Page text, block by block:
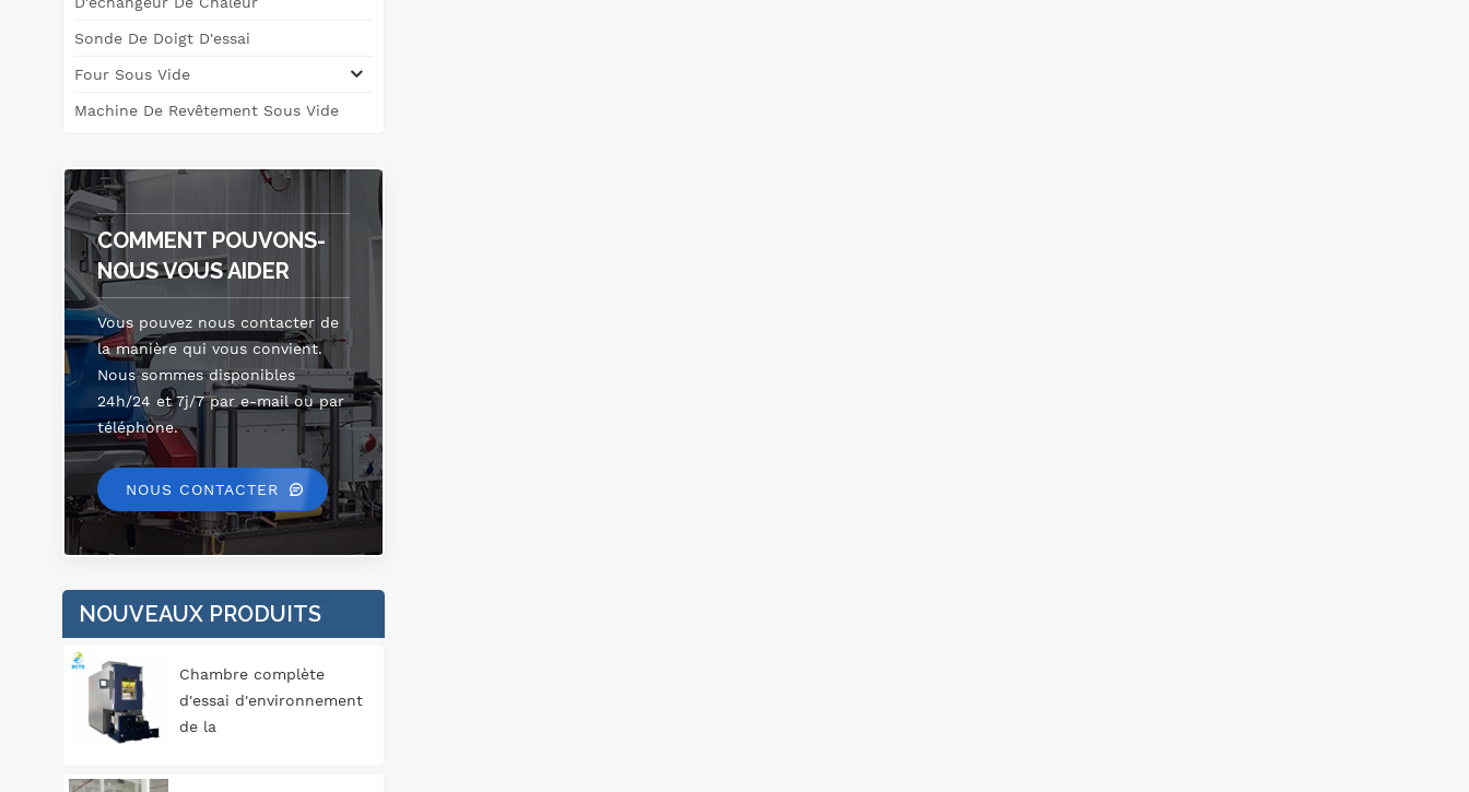
Sonde De Doigt D'essai
Four Sous Vide
Machine De Revêtement Sous Vide
COMMENT POUVONS-
NOUS VOUS AIDER
Vous pouvez nous contacter de
la manière qui vous convient.
Nous sommes disponibles
24h/24 et 7j/7 par e-mail ou par
téléphone.
NOUS CONTACTER
NOUVEAUX PRODUITS
Chambre complète
d'essai d'environnement
de la